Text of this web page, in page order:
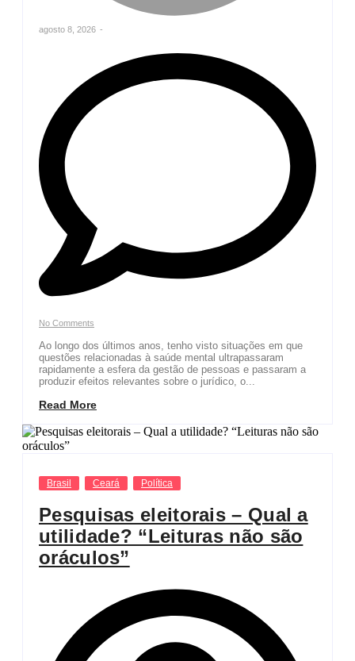
agosto 8, 2026 -
No Comments
Ao longo dos últimos anos, tenho visto situações em que
questões relacionadas à saúde mental ultrapassaram
rapidamente a esfera da gestão de pessoas e passaram a
produzir efeitos relevantes sobre o jurídico, o...
Read More
Brasil Ceará Política
Pesquisas eleitorais – Qual a
utilidade? “Leituras não são
oráculos”